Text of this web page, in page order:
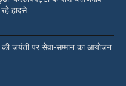
हादसे
की जयंती पर सेवा-सम्मान का आयोजन